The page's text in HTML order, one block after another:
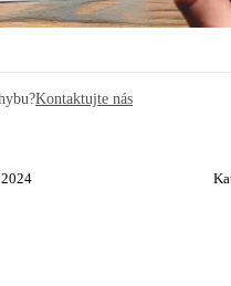
Kontaktujte nás